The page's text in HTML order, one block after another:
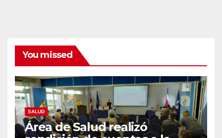
You missed
SALUD
Área de Salud realizó